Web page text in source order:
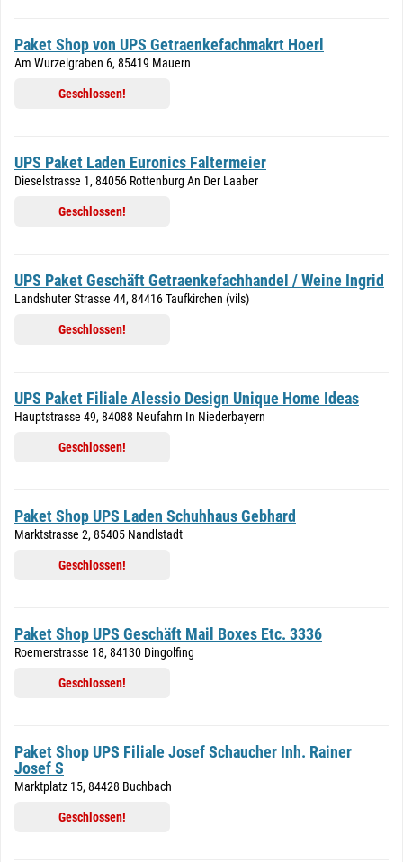
Paket Shop von UPS Getraenkefachmakrt Hoerl
Am Wurzelgraben 6, 85419 Mauern
Geschlossen!
UPS Paket Laden Euronics Faltermeier
Dieselstrasse 1, 84056 Rottenburg An Der Laaber
Geschlossen!
UPS Paket Geschäft Getraenkefachhandel / Weine Ingrid
Landshuter Strasse 44, 84416 Taufkirchen (vils)
Geschlossen!
UPS Paket Filiale Alessio Design Unique Home Ideas
Hauptstrasse 49, 84088 Neufahrn In Niederbayern
Geschlossen!
Paket Shop UPS Laden Schuhhaus Gebhard
Marktstrasse 2, 85405 Nandlstadt
Geschlossen!
Paket Shop UPS Geschäft Mail Boxes Etc. 3336
Roemerstrasse 18, 84130 Dingolfing
Geschlossen!
Paket Shop UPS Filiale Josef Schaucher Inh. Rainer
Josef S
Marktplatz 15, 84428 Buchbach
Geschlossen!